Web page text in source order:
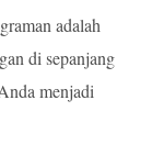
adalah
di sepanjang
menjadi